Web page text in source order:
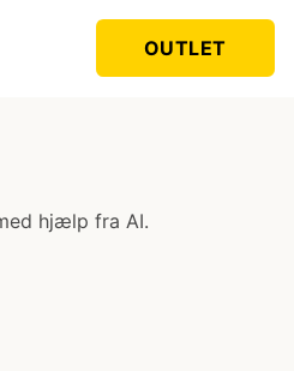
OUTLET
hjælp fra AI.